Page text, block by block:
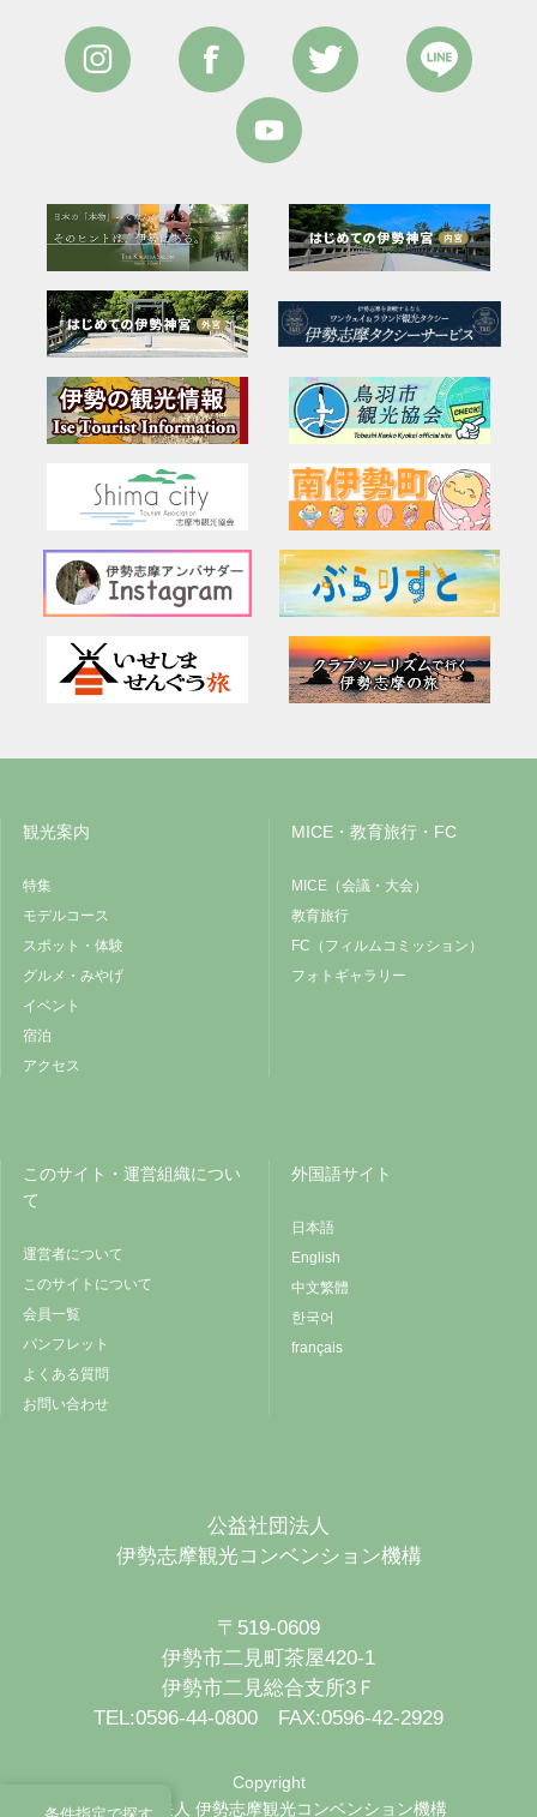
観光案内
特集
モデルコース
スポット・体験
グルメ・みやげ
イベント
宿泊
アクセス
MICE・教育旅行・FC
MICE（会議・大会）
教育旅行
FC（フィルムコミッション）
フォトギャラリー
このサイト・運営組織につい
て
運営者について
このサイトについて
会員一覧
パンフレット
よくある質問
お問い合わせ
外国語サイト
日本語
English
中文繁體
한국어
français
公益社団法人
伊勢志摩観光コンベンション機構
〒519-0609
伊勢市二見町茶屋420-1
伊勢市二見総合支所3Ｆ
TEL:0596-44-0800 FAX:0596-42-2929
Copyright
公益社団法人 伊勢志摩観光コンベンション機構